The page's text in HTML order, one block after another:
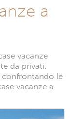
a
vacanze
da privati.
confrontando le
vacanze a